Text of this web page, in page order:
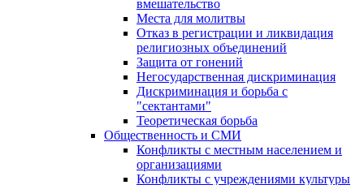
вмешательство
Места для молитвы
Отказ в регистрации и ликвидация
религиозных объединений
Защита от гонений
Негосударственная дискриминация
Дискриминация и борьба с
"сектантами"
Теоретическая борьба
Общественность и СМИ
Конфликты с местным населением и
организациями
Конфликты с учреждениями культуры